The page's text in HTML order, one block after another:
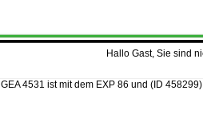
Hallo Gast, Sie sind
GEA 4531 ist mit dem EXP 86 und (ID 458299)